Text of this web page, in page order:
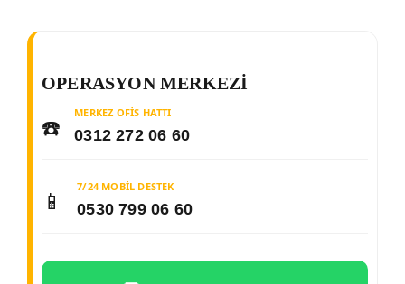
OPERASYON MERKEZI
☎️ MERKEZ OFIS HATTI
0312 272 06 60
📱 7/24 MOBIL DESTEK
0530 799 06 60